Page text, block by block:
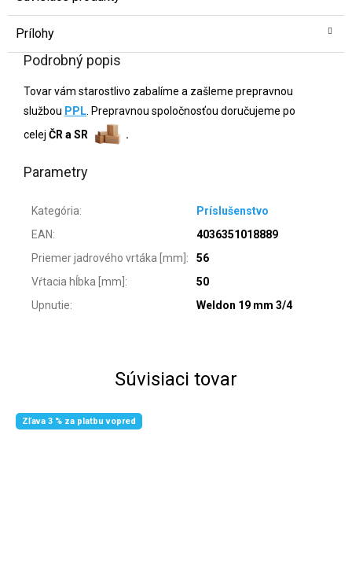
Prílohy
Podrobný popis
Tovar vám starostlivo zabalíme a zašleme prepravnou
službou PPL . Prepravnou spoločnosťou doručujeme po
celej ČR a SR .
Parametry
Kategória:
Príslušenstvo
EAN:
4036351018889
Priemer jadrového vrtáka [mm] :
56
Vŕtacia hĺbka [mm] :
50
Upnutie: Weldon 19 mm 3/4
Súvisiaci tovar
Zľava 3 % za platbu vopred